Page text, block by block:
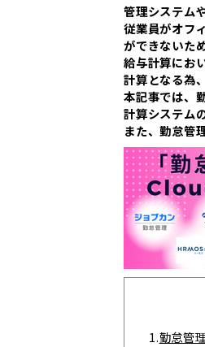
管理システム
従業員がオフ
ができないた
給与計算にお
計算となる為
本記事では、
計算システム
また、勤怠管
1.勤怠管